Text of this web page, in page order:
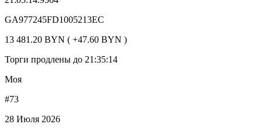
GA977245FD1005213EC
13 481.20 BYN ( +47.60 BYN )
Торги продлены до 21:35:14
Моя
#73
28 Июля 2026